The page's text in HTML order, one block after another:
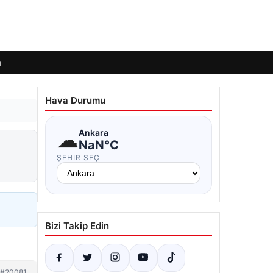
Hava Durumu
☁Ankara
NaN°C
ŞEHIR SEÇ
Bizi Takip Edin